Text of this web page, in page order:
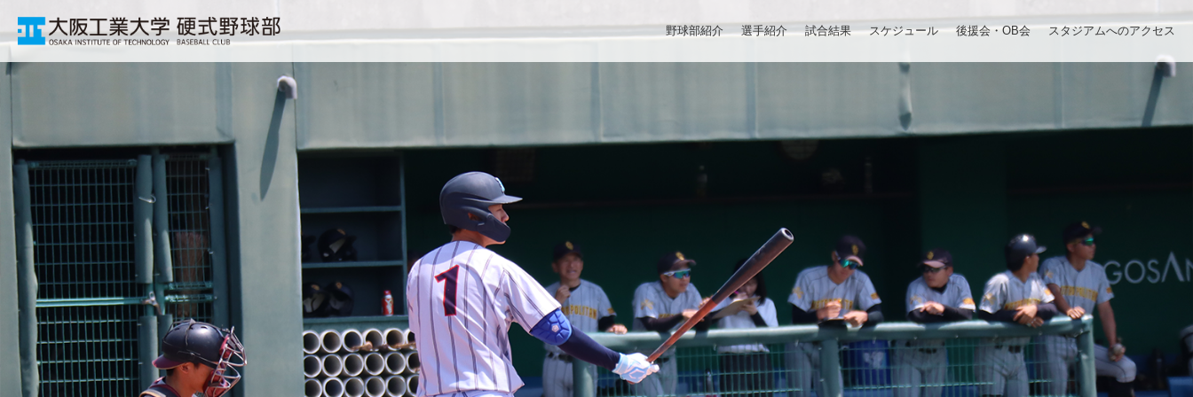
野球部紹介 選手紹介 試合結果 スケジュール 後援会・OB会 スタジアムへのアクセス